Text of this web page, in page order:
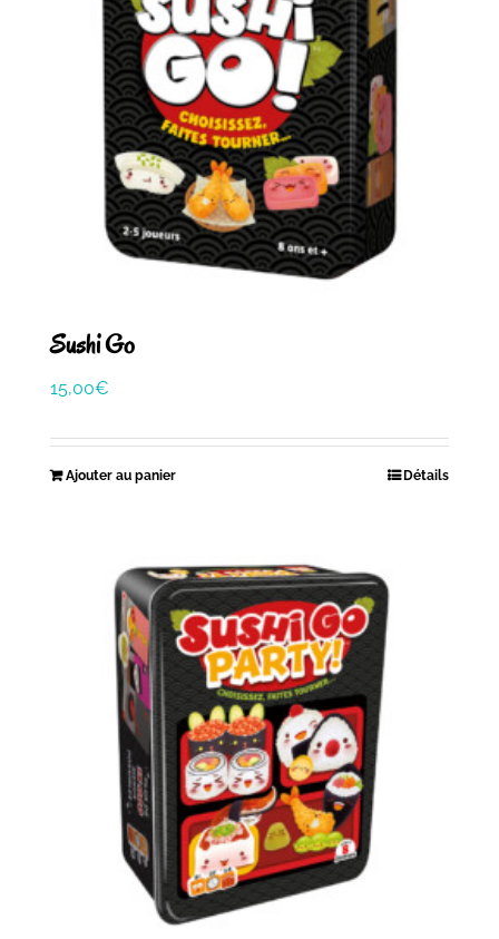
Sushi Go
15,00€
Ajouter au panier Détails